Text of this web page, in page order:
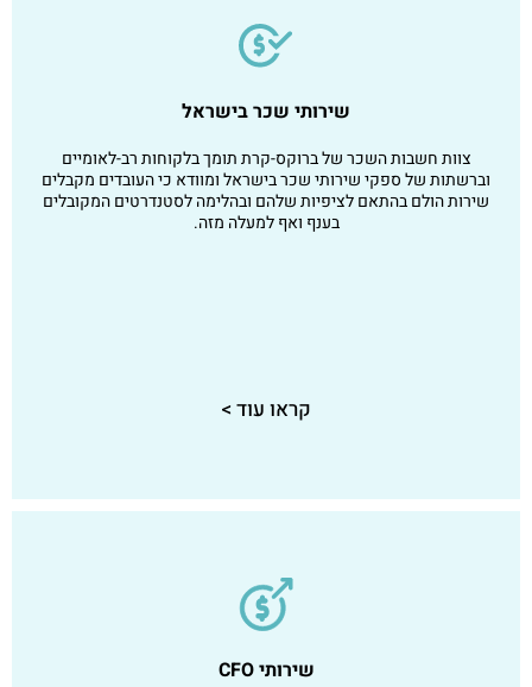
שירותי שכר בישראל
צוות חשבות השכר של ברוקס-קרת תומך בלקוחות רב-לאומיים
וברשתות של ספקי שירותי שכר בישראל ומוודא כי העובדים מקבלים
שירות הולם בהתאם לציפיות שלהם ובהלימה לסטנדרטים המקובלים
בענף ואף למעלה מזה.
קראו עוד >
שירותי CFO